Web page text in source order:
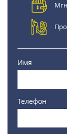
Имя
Телефон